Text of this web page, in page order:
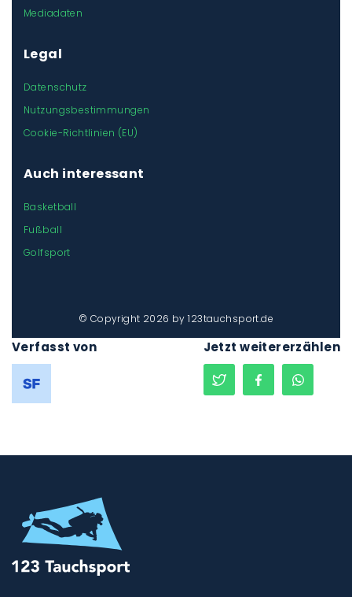
Mediadaten
Legal
Datenschutz
Nutzungsbestimmungen
Cookie-Richtlinien (EU)
Auch interessant
Basketball
Fußball
Golfsport
© Copyright 2026 by 123tauchsport.de
Verfasst von Jetzt weitererzählen